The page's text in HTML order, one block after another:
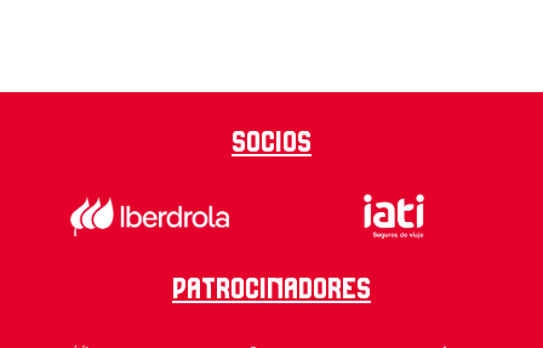
Socios
Patrocinadores